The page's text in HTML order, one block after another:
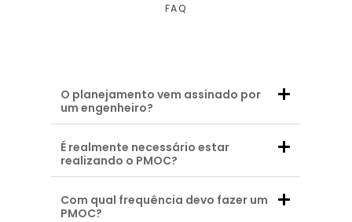
FAQ
O planejamento vem assinado por
um engenheiro?
É realmente necessário estar
realizando o PMOC?
Com qual frequência devo fazer um
PMOC?